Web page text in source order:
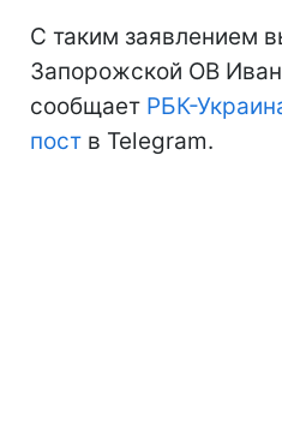
С таким заявлением
Запорожской ОВ
сообщает РБК-
пост в Telegram.